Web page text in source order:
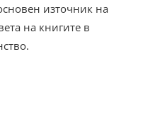
източник на
на книгите в